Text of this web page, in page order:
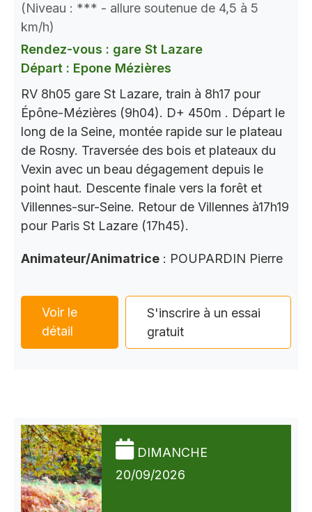
(Niveau : *** - allure soutenue de 4,5 à 5
km/h)
Rendez-vous : gare St Lazare
Départ : Epone Mézières
RV 8h05 gare St Lazare, train à 8h17 pour
Épône-Mézières (9h04). D+ 450m . Départ le
long de la Seine, montée rapide sur le plateau
de Rosny. Traversée des bois et plateaux du
Vexin avec un beau dégagement depuis le
point haut. Descente finale vers la forêt et
Villennes-sur-Seine. Retour de Villennes à17h19
pour Paris St Lazare (17h45).
Animateur/Animatrice : POUPARDIN Pierre
Voir le
détail
S'inscrire à un essai
gratuit
DIMANCHE
20/09/2026